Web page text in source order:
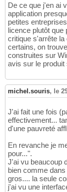
De ce que j'en ai
application
petites
licence plutôt que
critique s'arrête
certains, on
construites sur
avis sur le
michel.souris, le
J'ai fait une fois
effectivement...
d'une pauvreté
En revanche je
pour...".
J'ai vu beaucoup
bien comme
gros.... la seule
j'ai vu une